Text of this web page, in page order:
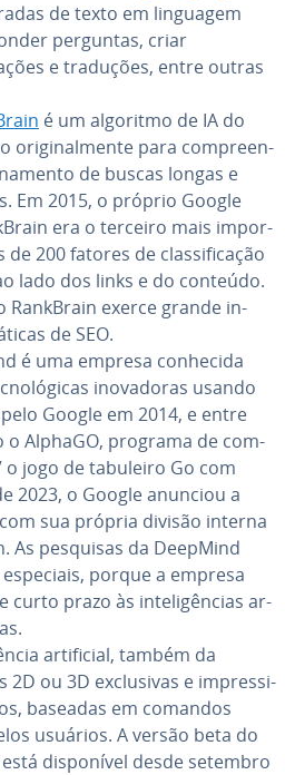
de texto em linguagem
perguntas, criar
e traduções, entre outras
é um algoritmo de IA do
ori­gi­nal­mente para com­pre­en­
de buscas longas e
Em 2015, o próprio Google
era o terceiro mais im­por­
200 fatores de clas­si­fi­ca­ção
lado dos links e do conteúdo.
RankBrain exerce grande in­
de SEO.
é uma empresa conhecida
ino­va­do­ras usando
Google em 2014, e entre
o AlphaGO, programa de com­
o jogo de tabuleiro Go com
2023, o Google anunciou a
sua própria divisão interna
As pesquisas da DeepMind
porque a empresa
curto prazo às in­te­li­gên­cias ar­
ar­ti­fi­cial, também da
2D ou 3D ex­clu­si­vas e im­pres­si­
baseadas em comandos
usuários. A versão beta do
dis­po­ní­vel desde setembro